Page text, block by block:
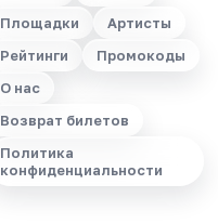
Площадки
Артисты
Рейтинги
Промокоды
О нас
Возврат билетов
Политика
конфиденциальности